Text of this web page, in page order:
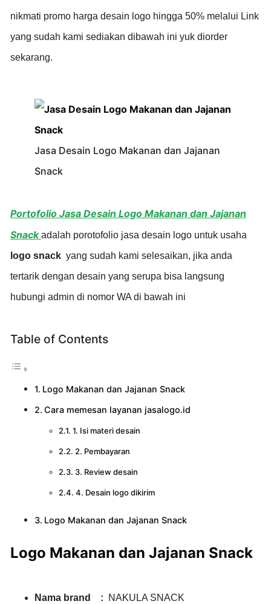
nikmati promo harga desain logo hingga 50% melalui Link
yang sudah kami sediakan dibawah ini yuk diorder
sekarang.
Jasa Desain Logo Makanan dan Jajanan
Snack
Portofolio Jasa Desain Logo Makanan dan Jajanan
Snackadalah porotofolio jasa desain logo untuk usaha
logo snack yang sudah kami selesaikan, jika anda
tertarik dengan desain yang serupa bisa langsung
hubungi admin di nomor WA di bawah ini
Table of Contents
Logo Makanan dan Jajanan Snack
Cara memesan layanan jasalogo.id
1. Isi materi desain
2. Pembayaran
3. Review desain
4. Desain logo dikirim
Logo Makanan dan Jajanan Snack
Logo Makanan dan Jajanan Snack
Nama brand : NAKULA SNACK